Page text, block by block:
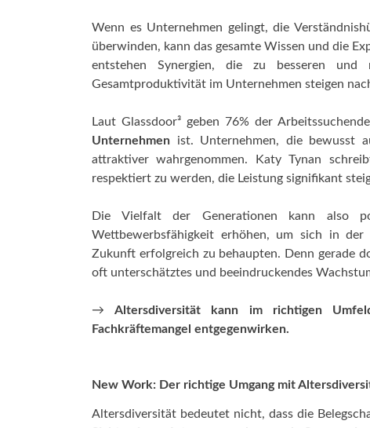
Wenn es Unternehmen gelingt, die
überwinden, kann das gesamte Wissen und die
entstehen Synergien, die zu besseren und
Gesamtproduktivität im Unternehmen steigen
Laut Glassdoor³ geben 76% der
Unternehmen ist. Unternehmen, die bewusst
attraktiver wahrgenommen. Katy Tynan
respektiert zu werden, die Leistung signifikant
Die Vielfalt der Generationen kann also
Wettbewerbsfähigkeit erhöhen, um sich in
Zukunft erfolgreich zu behaupten. Denn gerade
oft unterschätztes und beeindruckendes
→Altersdiversität kann im richtigen
Fachkräftemangel entgegenwirken.
New Work: Der richtige Umgang mit
Altersdiversität bedeutet nicht, dass die